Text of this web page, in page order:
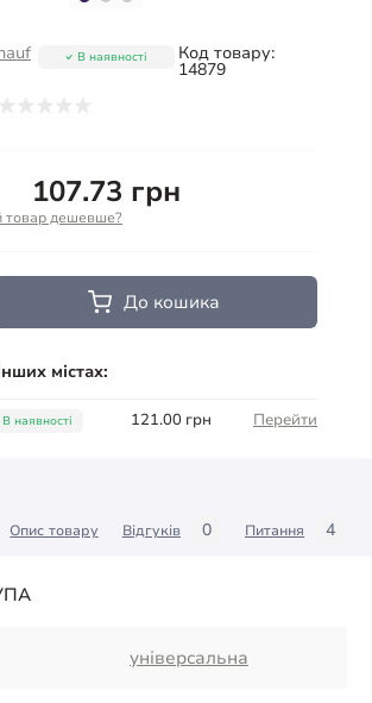
Код товару:
14879
В наявності
107.73 грн
товар дешевше?
До кошика
містах:
В наявності 121.00 грн Перейти
Опис товару Відгуків 0 Питання 4
універсальна